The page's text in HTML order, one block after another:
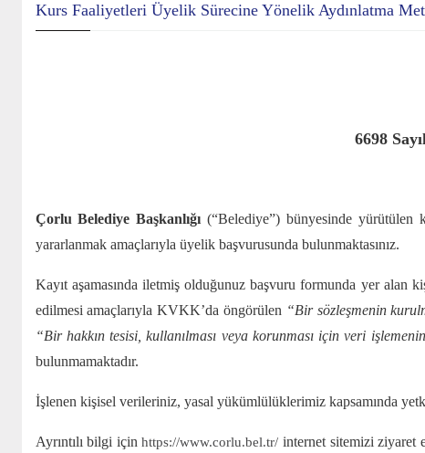
Kurs Faaliyetleri Üyelik Sürecine Yönelik Aydınlatma
6698
Çorlu Belediye Başkanlığı (“Belediye”) bünyesinde yürütülen
yararlanmak amaçlarıyla üyelik başvurusunda bulunmaktasınız.
Kayıt aşamasında iletmiş olduğunuz başvuru formunda yer alan
edilmesi amaçlarıyla KVKK’da öngörülen “Bir sözleşmenin
“Bir hakkın tesisi, kullanılması veya korunması için veri
bulunmamaktadır.
İşlenen kişisel verileriniz, yasal yükümlülüklerimiz kapsamında
Ayrıntılı bilgi içinhttps://www.corlu.bel.tr/ internet sitemizi ziyaret